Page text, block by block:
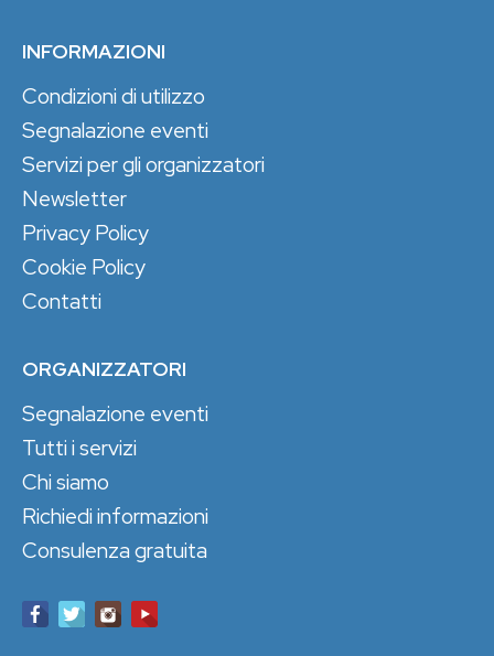
INFORMAZIONI
Condizioni di utilizzo
Segnalazione eventi
Servizi per gli organizzatori
Newsletter
Privacy Policy
Cookie Policy
Contatti
ORGANIZZATORI
Segnalazione eventi
Tutti i servizi
Chi siamo
Richiedi informazioni
Consulenza gratuita